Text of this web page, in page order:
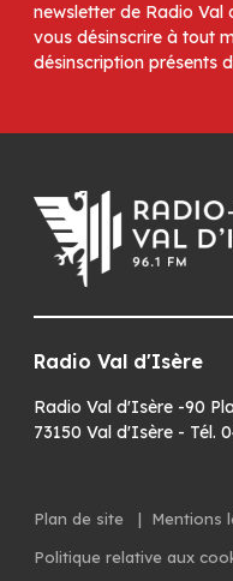
newsletter de Radio Val
vous désinscrire à tout
désinscription présents
Radio Val d'Isère
Radio Val d'Isère -90
73150 Val d'Isère - Tél.
Plan de site | Mentions
Politique relative aux